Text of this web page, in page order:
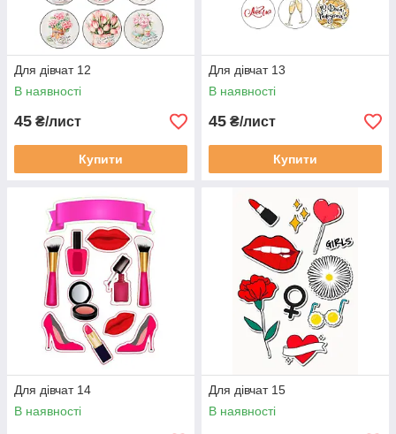
Для дівчат 12
В наявності
45 ₴/лист
Купити
Для дівчат 13
В наявності
45 ₴/лист
Купити
Для дівчат 14
В наявності
Для дівчат 15
В наявності